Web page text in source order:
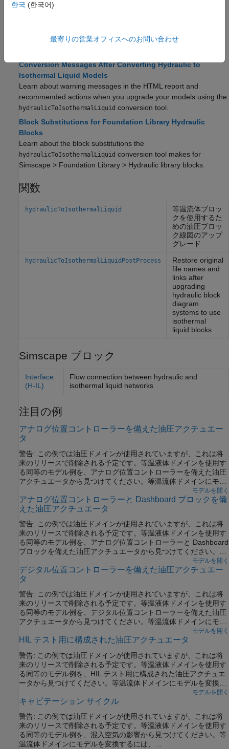
Liquid Domain
Conversion Messages After Converting Hydraulic to
Isothermal Liquid Models
Learn about warning messages in the HTML report and
recommended actions when you upgrade your models using the
hydraulicToIsothermalLiquid conversion tool.
Block Substitutions for Foundation Library Hydraulic
Blocks
Learn about the block substitutions the
hydraulicToIsothermalLiquid conversion tool makes for
Simscape > Foundation Library > Hydraulic library blocks.
関数
hydraulicToIsothermalLiquid
等温流体ブロッ
クを使用するた
めの油圧ブロッ
ク線図のアップ
グレード
hydraulicToIsothermalLiquidPostProcess
Restore original
file names and
links after
upgrading
hydraulic block
diagram
systems to use
isothermal
liquid blocks
Simscape ブロック
Interface
(H-IL)
Flow connection between hydraulic and
isothermal liquid networks
注目の例
アナログ位置コントローラーを備えた油圧アクチュエー
タ
警告: この例では油圧ドメインが使用されていますが、これは将
来のリリースで削除される予定です。等温液体ドメインを使用す
る同等のモデル例を、アナログ位置コントローラーを備えた油圧
アクチュエータから見つけてください。等温流体ドメインにモデ
ツールを使用
します。
モデルを開く
アナログ位置コントローラーと Dashboard ブロックを備
えた油圧アクチュエータ
警告: この例では油圧ドメインが使用されていますが、これは将
来のリリースで削除される予定です。等温液体ドメインを使用す
る同等のモデル例を、アナログ位置コントローラーと Dashboard
ブロックを備えた油圧アクチュエータから見つけてください。等
hydraulicToIsothermalLiquidツールを使用します。
モデルを開く
デジタル位置コントローラーを備えた油圧アクチュエー
タ
警告: この例では油圧ドメインが使用されていますが、これは将
来のリリースで削除される予定です。等温液体ドメインを使用す
る同等のモデル例を、デジタル位置コントローラーを備えた油圧
アクチュエータから見つけてください。等温流体ドメインにモデ
ツールを使用
します。
モデルを開く
HIL テスト用に構成された油圧アクチュエータ
警告: この例では油圧ドメインが使用されていますが、これは将
来のリリースで削除される予定です。等温液体ドメインを使用す
る同等のモデル例を、HIL テスト用に構成された油圧アクチュエ
ータから見つけてください。等温流体ドメインにモデルを変換す
ツールを使用します。
モデルを開く
キャビテーション サイクル
警告: この例では油圧ドメインが使用されていますが、これは将
来のリリースで削除される予定です。等温液体ドメインを使用す
る同等のモデル例を、混入空気の影響から見つけてください。等
温流体ドメインにモデルを変換するには、
한국 (한국어)
最寄りの営業オフィスへのお問い合わせ